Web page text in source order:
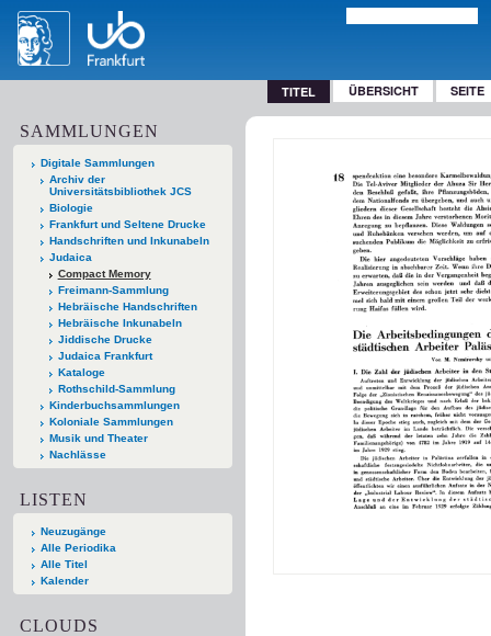
TITEL ÜBERSICHT SEITE
SAMMLUNGEN
Digitale Sammlungen
Archiv der
Universitätsbibliothek JCS
Biologie
Frankfurt und Seltene Drucke
Handschriften und Inkunabeln
Judaica
Compact Memory
Freimann-Sammlung
Hebräische Handschriften
Hebräische Inkunabeln
Jiddische Drucke
Judaica Frankfurt
Kataloge
Rothschild-Sammlung
Kinderbuchsammlungen
Koloniale Sammlungen
Musik und Theater
Nachlässe
LISTEN
Neuzugänge
Alle Periodika
Alle Titel
Kalender
CLOUDS